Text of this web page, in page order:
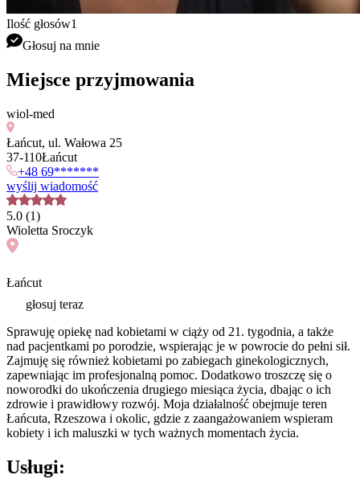
Ilość głosów1
Głosuj na mnie
Miejsce przyjmowania
wiol-med
Łańcut, ul. Wałowa 25
37-110Łańcut
+48 69*******
wyślij wiadomość
5.0 (1)
Wioletta Sroczyk
Łańcut
głosuj teraz
Sprawuję opiekę nad kobietami w ciąży od 21. tygodnia, a także
nad pacjentkami po porodzie, wspierając je w powrocie do pełni sił.
Zajmuję się również kobietami po zabiegach ginekologicznych,
zapewniając im profesjonalną pomoc. Dodatkowo troszczę się o
noworodki do ukończenia drugiego miesiąca życia, dbając o ich
zdrowie i prawidłowy rozwój. Moja działalność obejmuje teren
Łańcuta, Rzeszowa i okolic, gdzie z zaangażowaniem wspieram
kobiety i ich maluszki w tych ważnych momentach życia.
Usługi: